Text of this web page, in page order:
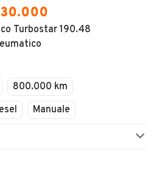
Turbostar 190.48
800.000 km
Manuale